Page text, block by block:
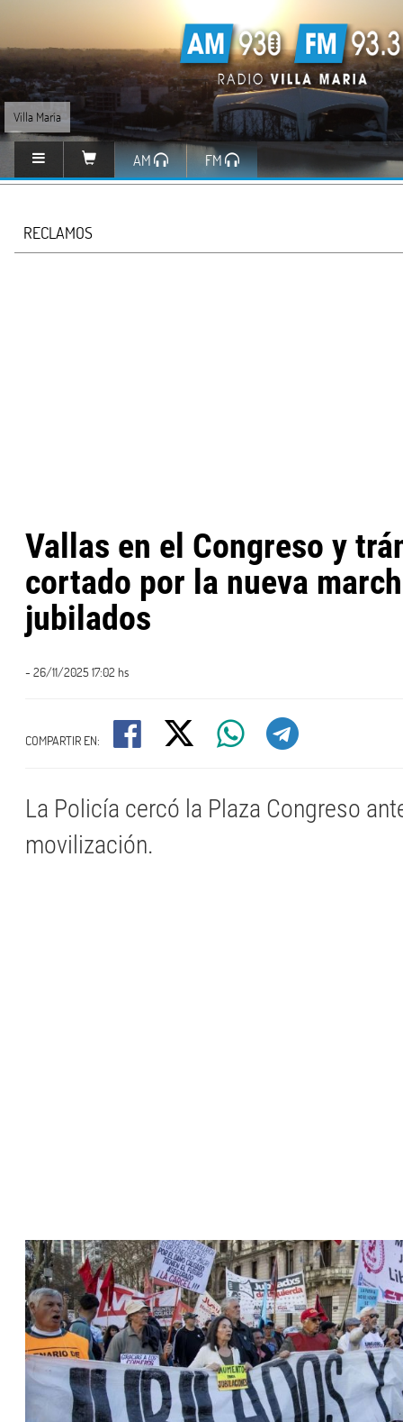
Villa María
AM FM
RECLAMOS
Vallas en el Congreso y
cortado por la nueva
jubilados
- 26/11/2025 17:02 hs
COMPARTIR EN:
La Policía cercó la Plaza Congreso
movilización.